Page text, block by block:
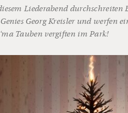
Liederabend durchschreiten
Genies Georg Kreisler und werfen
Tauben vergiften im Park!